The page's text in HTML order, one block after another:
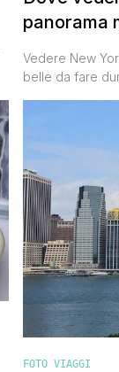
panorama
Vedere New
belle da fare
grandissima,
FOTO VIAGGI